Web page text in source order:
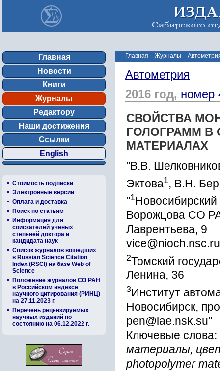
Главная
Новости
Книги
Журналы
Редактору
Наши достижения
Ссылки
English
Стоимость подписки
Электронные версии
Оплата и доставка
Поиск по статьям
Информация для
соискателей ученых
степеней доктора и
кандидата наук
Список журналов вошедших
в Russian Science Citation
Index (RSCI) на базе Web of
Science
Положение журналов СО РАН
в Российском индексе
научного цитирования (РИНЦ)
на 27.11.2023 г.
Перечень рецензируемых
научных изданий по
состоянию на 06.12.2022 г.
Главная – Журналы –
Автометрия
2016 год, номер
СВОЙСТВА
ГОЛОГРАММ
МАТЕРИАЛАХ
"В.В.
Эктова1, В.Н.
"1
Ворожцова СО
Лаврентьева, 9
vice@nioch.nsc.ru
2Томский
Ленина, 36
3Институт
Новосибирск,
pen@iae.nsk.su"
Ключевые слова:
материалы,
photopolymer